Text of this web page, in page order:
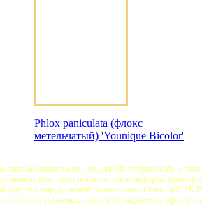
Phlox paniculata (флокс
метельчатый) 'Younique Bicolor'
ваше внимание на то, что данный интернет-сайт, а
на нём, носит исключительно информационный
офертой, определяемой положениями Статьи 437
стоимости указанных товаров обращайтесь в офис или